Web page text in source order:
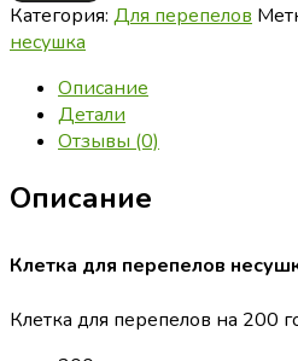
Категория: Для перепелов
несушка
Описание
Детали
Отзывы (0)
Описание
Клетка для перепелов
Клетка для перепелов на 200